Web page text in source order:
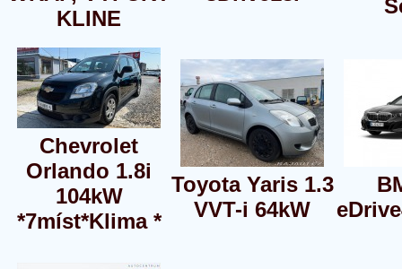
KLINE
Chevrolet
Orlando 1.8i
104kW
*7míst*Klima *
Toyota Yaris 1.3
VVT-i 64kW